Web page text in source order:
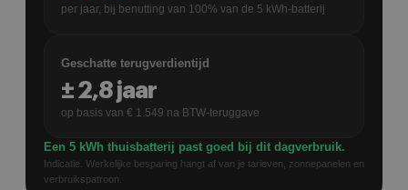
per jaar, bij benutting van 100% van de 5 kWh-batterij
Geschatte terugverdientijd
±2,8jaar
op basis van € 1.549 na BTW-teruggave
Een 5 kWh thuisbatterij past goed bij dit dagverbruik.
Indicatie. Werkelijke besparing hangt af van je tarieven, zonnepanelen en
verbruikspatroon.